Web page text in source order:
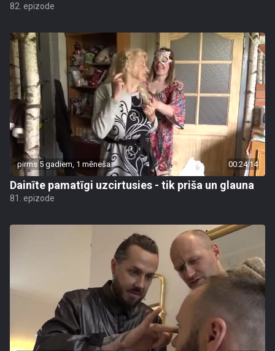
82. epizode
pirms 5 gadiem, 1 mēneša 00:24:14
Dainīte pamatīgi uzcirtusies - tik priša un glauna
81. epizode